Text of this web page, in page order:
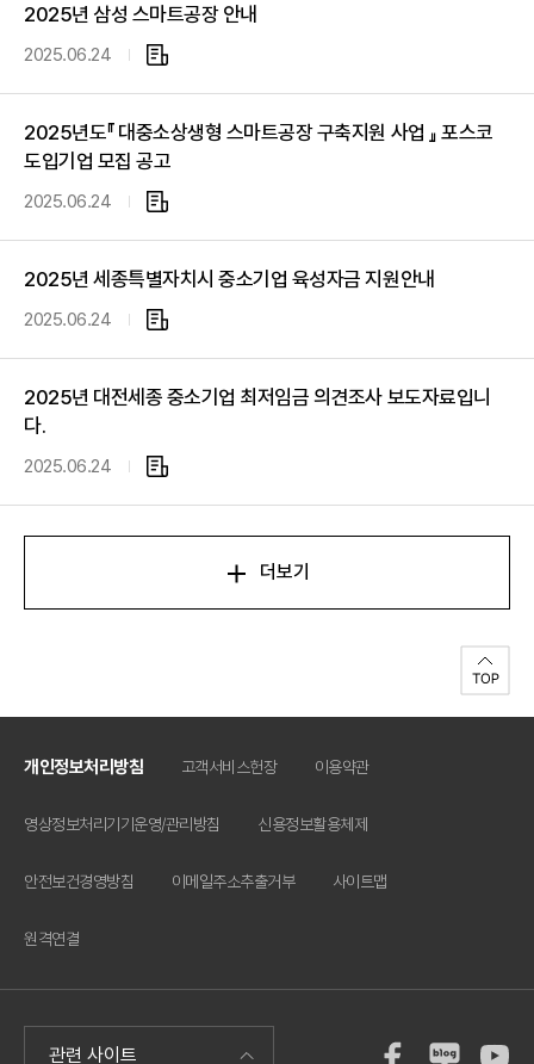
일
2025년 삼성 스마트공장 안내
2025.06.24
첨
일
2025년도『 대중소상생형 스마트공장 구축지원 사업 』 포스코
도입기업 모집 공고
2025.06.24
첨
일
2025년 세종특별자치시 중소기업 육성자금 지원안내
2025.06.24
첨
일
2025년 대전세종 중소기업 최저임금 의견조사 보도자료입니
다.
2025.06.24
첨
더보기
개인정보처리방침 고객서비스헌장 이용약관
영상정보처리기기운영/관리방침 신용정보활용체제
안전보건경영방침 이메일주소추출거부 사이트맵
원격연결